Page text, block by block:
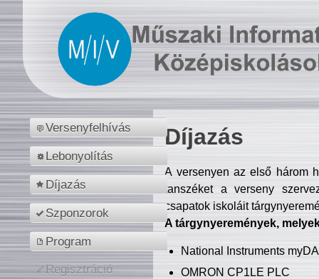
Versenyfelhívás
Lebonyolítás
Díjazás
Szponzorok
Program
Regisztráció
Díjazás
A versenyen az első három
tanszéket a verseny
csapatok iskoláit
A tárgynyeremények,
National Instruments
OMRON CP1LE PLC